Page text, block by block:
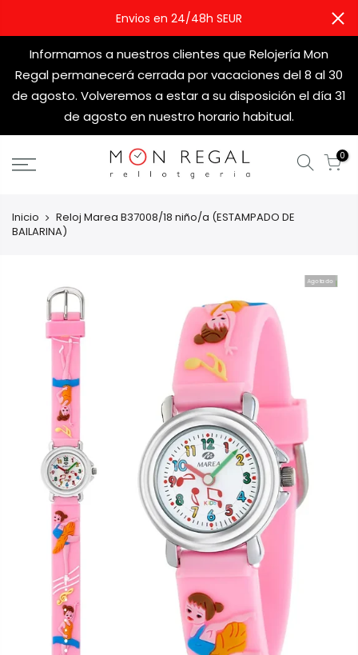
Envios en 24/48h SEUR
Informamos a nuestros clientes que Relojería Mon
Regal permanecerá cerrada por vacaciones del 8 al 30
de agosto. Volveremos a estar a su disposición el día 31
de agosto en nuestro horario habitual.
0
Inicio
Reloj Marea B37008/18 niño/a (ESTAMPADO DE
BAILARINA)
Agotado